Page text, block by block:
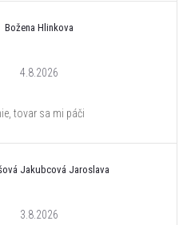
Božena Hlinkova
4.8.2026
tovar sa mi páči
Jakubcová Jaroslava
3.8.2026